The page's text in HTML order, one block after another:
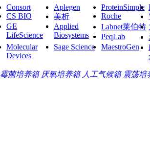
Consort Aplegen ProteinSimple
CS BIO 美析 Roche
GE
LifeScience
Applied
Biosystems
Labnet莱伯特
PeqLab
Molecular
Devices
Sage Science MaestroGen
霉菌培养箱 厌氧培养箱 人工气候箱 震荡培